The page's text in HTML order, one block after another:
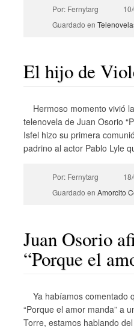
Por: Fernytarg
Guardado en
El hijo de
Hermoso momento vivió
telenovela de Juan Osorio
Isfel hizo su primera
padrino al actor Pablo Lyle
Por: Fernytarg
Guardado en Amorcito
Juan Osorio
“Porque el
Ya habíamos comentado
“Porque el amor manda” a
Torre, estamos hablando